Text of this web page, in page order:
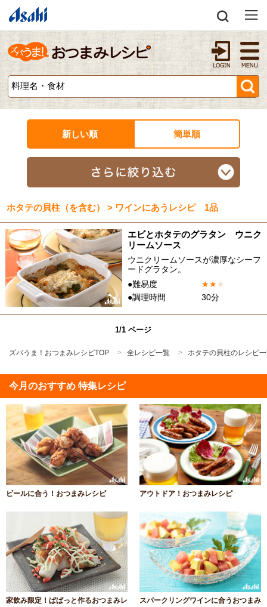
新しい順 簡単順
ホタテの貝柱（を含む） > ワインにあうレシピ 1品
エビとホタテのグラタン ウニク
リームソース
ウニクリームソースが濃厚なシーフ
ードグラタン。
●難易度
★★★
●調理時間
30分
1/1 ページ
ズバうま！おつまみレシピTOP 全レシピ一覧 ホタテの貝柱のレシピ
今月のおすすめ 特集レシピ
ビールに合う！おつまみレシピ アウトドア！おつまみレシピ
家飲み限定！ぱぱっと作るおつまみレ
スパークリングワインに合うおつまみ